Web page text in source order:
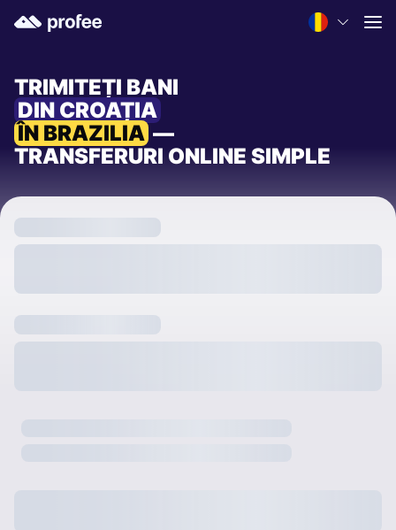
TRIMITEȚI BANI
DIN CROAȚIA
ÎN BRAZILIA —
TRANSFERURI ONLINE SIMPLE